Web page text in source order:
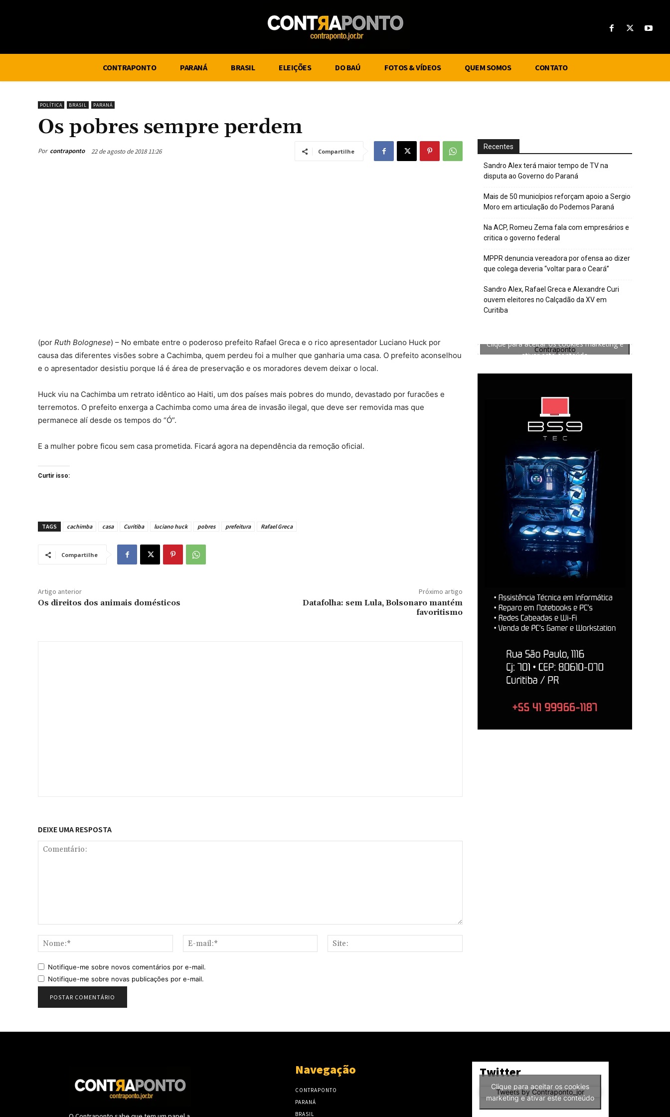
CONTRAPONTO PARANÁ BRASIL ELEIÇÕES DO BAÚ FOTOS & VÍDEOS QUEM SOMOS CONTATO
POLÍTICA BRASIL PARANÁ
Os pobres sempre perdem
Por contraponto 22 de agosto de 2018 11:26 Compartilhe
(por Ruth Bolognese) – No embate entre o poderoso prefeito Rafael Greca e o rico apresentador Luciano Huck por
causa das diferentes visões sobre a Cachimba, quem perdeu foi a mulher que ganharia uma casa. O prefeito aconselhou
e o apresentador desistiu porque lá é área de preservação e os moradores devem deixar o local.
Huck viu na Cachimba um retrato idêntico ao Haiti, um dos países mais pobres do mundo, devastado por furacões e
terremotos. O prefeito enxerga a Cachimba como uma área de invasão ilegal, que deve ser removida mas que
permanece alí desde os tempos do “Ó”.
E a mulher pobre ficou sem casa prometida. Ficará agora na dependência da remoção oficial.
Curtir isso:
TAGS cachimba casa Curitiba luciano huck pobres prefeitura Rafael Greca
Compartilhe
Artigo anterior
Os direitos dos animais domésticos
Próximo artigo
Datafolha: sem Lula, Bolsonaro mantém
favoritismo
DEIXE UMA RESPOSTA
Nome:*
mail:*
Notifique-me sobre novos comentários por e-mail.
Notifique-me sobre novas publicações por e-mail.
Recentes
Sandro Alex terá maior tempo de TV na
disputa ao Governo do Paraná
Mais de 50 municípios reforçam apoio a Sergio
Moro em articulação do Podemos Paraná
Na ACP, Romeu Zema fala com empresários e
critica o governo federal
MPPR denuncia vereadora por ofensa ao dizer
que colega deveria “voltar para o Ceará”
Sandro Alex, Rafael Greca e Alexandre Curi
ouvem eleitores no Calçadão da XV em
Curitiba
Contraponto
Clique para aceitar os cookies marketing e
ativar este conteúdo
Navegação
CONTRAPONTO
PARANÁ
BRASIL
Twitter
Tweets by Contraponto_jor
Clique para aceitar os cookies
marketing e ativar este conteúdo